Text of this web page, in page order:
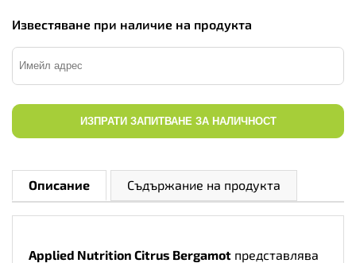
Известяване при наличие на продукта
ИЗПРАТИ ЗАПИТВАНЕ ЗА НАЛИЧНОСТ
Описание Съдържание на продукта
Applied Nutrition Citrus Bergamot представлява